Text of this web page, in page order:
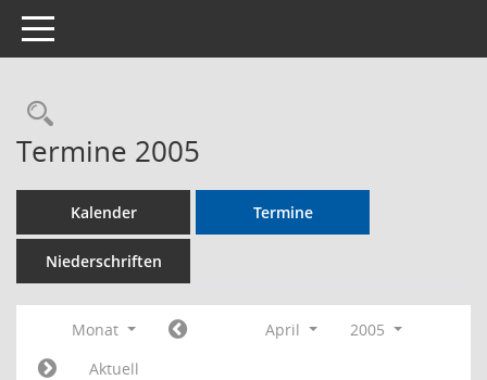
Toggle navigation
Rechercheauswahl
Termine 2005
Kalender Termine
Niederschriften
Monat April
2005
Aktuell